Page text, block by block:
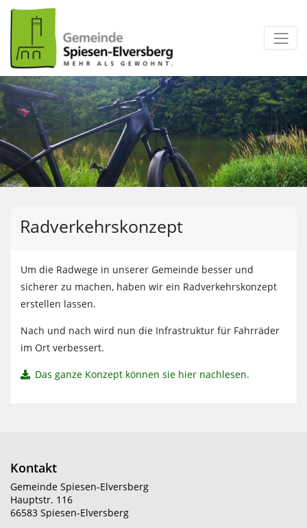
zum Inhalt
Radverkehrskonzept
Um die Radwege in unserer Gemeinde besser und
sicherer zu machen, haben wir ein Radverkehrskonzept
erstellen lassen.
Nach und nach wird nun die Infrastruktur für Fahrräder
im Ort verbessert.
Das ganze Konzept können sie hier nachlesen.
Kontakt
Gemeinde Spiesen-Elversberg
Hauptstr. 116
66583 Spiesen-Elversberg